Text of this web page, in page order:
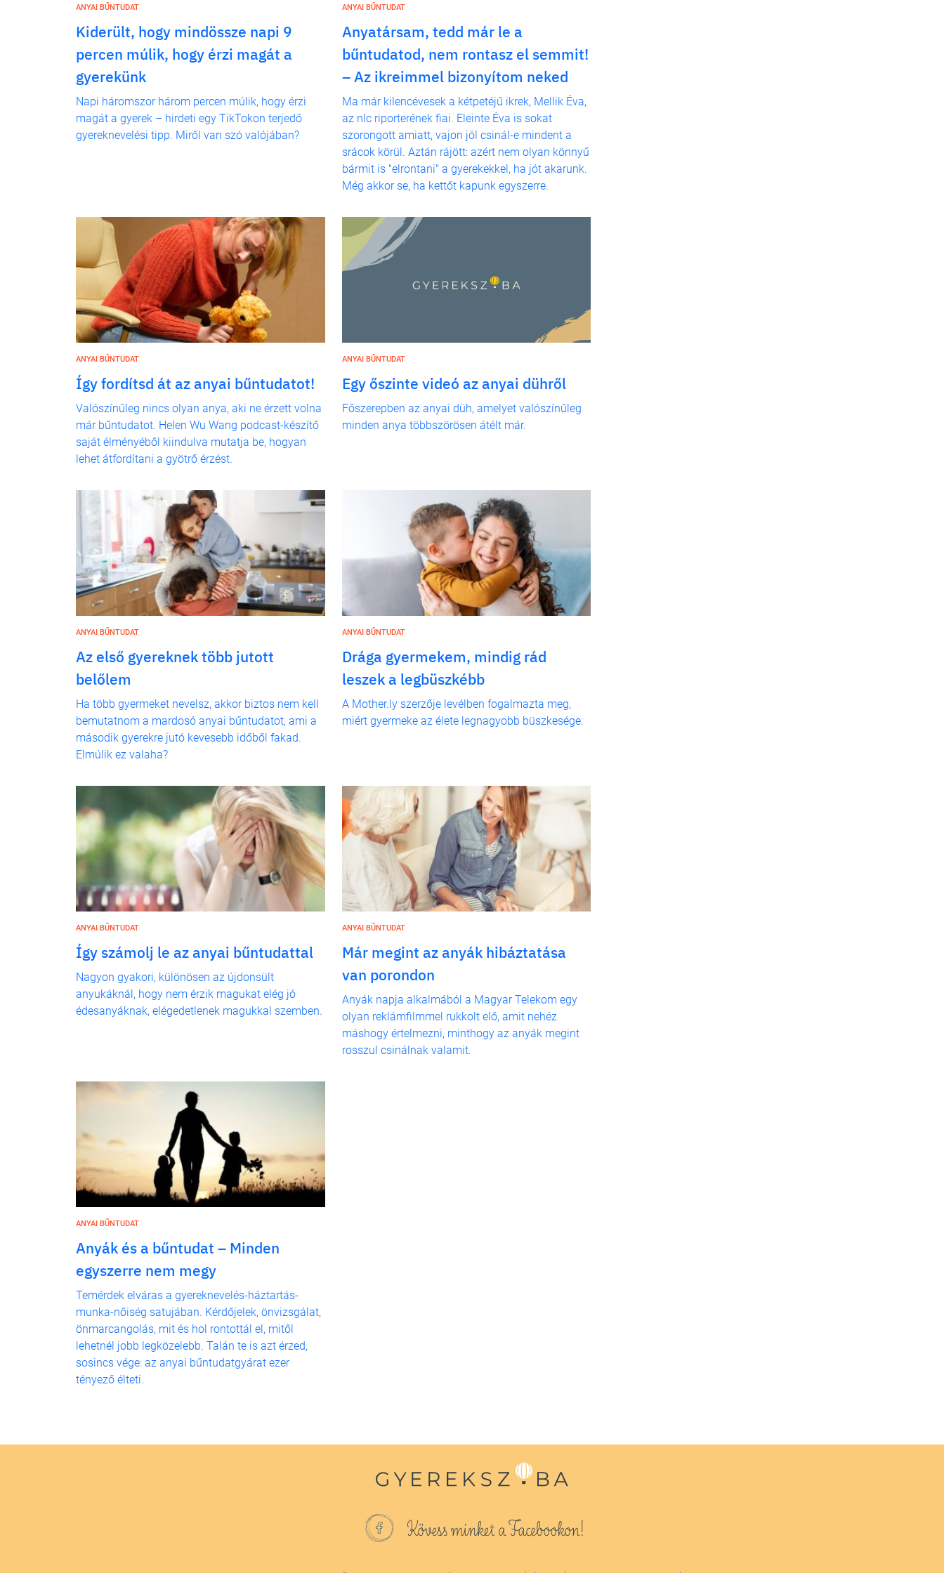
ANYAI BŰNTUDAT
Kiderült, hogy mindössze napi 9
percen múlik, hogy érzi magát a
gyerekünk
Napi háromszor három percen múlik, hogy érzi
magát a gyerek – hirdeti egy TikTokon terjedő
gyereknevelési tipp. Miről van szó valójában?
ANYAI BŰNTUDAT
Anyatársam, tedd már le a
bűntudatod, nem rontasz el semmit!
– Az ikreimmel bizonyítom neked
Ma már kilencévesek a kétpetéjű ikrek, Mellik Éva,
az nlc riporterének fiai. Eleinte Éva is sokat
szorongott amiatt, vajon jól csinál-e mindent a
srácok körül. Aztán rájött: azért nem olyan könnyű
bármit is "elrontani" a gyerekekkel, ha jót akarunk.
Még akkor se, ha kettőt kapunk egyszerre.
ANYAI BŰNTUDAT
Így fordítsd át az anyai bűntudatot!
Valószínűleg nincs olyan anya, aki ne érzett volna
már bűntudatot. Helen Wu Wang podcast-készítő
saját élményéből kiindulva mutatja be, hogyan
lehet átfordítani a gyötrő érzést.
ANYAI BŰNTUDAT
Egy őszinte videó az anyai dühről
Főszerepben az anyai düh, amelyet valószínűleg
minden anya többszörösen átélt már.
ANYAI BŰNTUDAT
Az első gyereknek több jutott
belőlem
Ha több gyermeket nevelsz, akkor biztos nem kell
bemutatnom a mardosó anyai bűntudatot, ami a
második gyerekre jutó kevesebb időből fakad.
Elmúlik ez valaha?
ANYAI BŰNTUDAT
Drága gyermekem, mindig rád
leszek a legbüszkébb
A Mother.ly szerzője levélben fogalmazta meg,
miért gyermeke az élete legnagyobb büszkesége.
ANYAI BŰNTUDAT
Így számolj le az anyai bűntudattal
Nagyon gyakori, különösen az újdonsült
anyukáknál, hogy nem érzik magukat elég jó
édesanyáknak, elégedetlenek magukkal szemben.
ANYAI BŰNTUDAT
Már megint az anyák hibáztatása
van porondon
Anyák napja alkalmából a Magyar Telekom egy
olyan reklámfilmmel rukkolt elő, amit nehéz
máshogy értelmezni, minthogy az anyák megint
rosszul csinálnak valamit.
ANYAI BŰNTUDAT
Anyák és a bűntudat – Minden
egyszerre nem megy
Temérdek elváras a gyereknevelés-háztartás-
munka-nőiség satujában. Kérdőjelek, önvizsgálat,
önmarcangolás, mit és hol rontottál el, mitől
lehetnél jobb legközelebb. Talán te is azt érzed,
sosincs vége: az anyai bűntudatgyárat ezer
tényező élteti.
Kövess minket a Facebookon!